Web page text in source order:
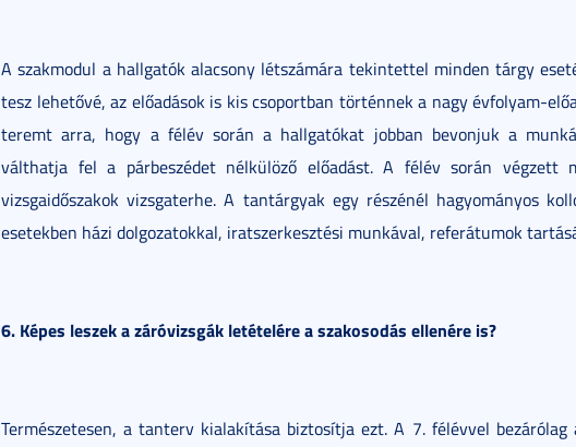
A szakmodul a hallgatók alacsony létszámára tekintettel minden tárgy
tesz lehetővé, az előadások is kis csoportban történnek a nagy évfolyam-
teremt arra, hogy a félév során a hallgatókat jobban bevonjuk a
válthatja fel a párbeszédet nélkülöző előadást. A félév során végzett
vizsgaidőszakok vizsgaterhe. A tantárgyak egy részénél hagyományos
esetekben házi dolgozatokkal, iratszerkesztési munkával, referátumok
6. Képes leszek a záróvizsgák letételére a szakosodás ellenére is?
Természetesen, a tanterv kialakítása biztosítja ezt. A 7. félévvel